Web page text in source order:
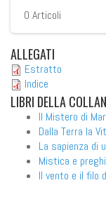
0 Articoli
ALLEGATI
Estratto
Indice
LIBRI DELLA
Il Mistero di
Dalla Terra la
La sapienza di
Mistica e
Il vento e il filo